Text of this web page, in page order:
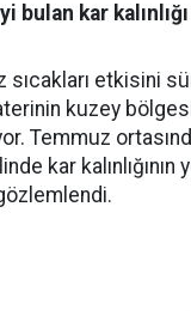
bulan kar kalınlığı
sıcakları etkisini
kuzey
Temmuz
kar kalınlığının